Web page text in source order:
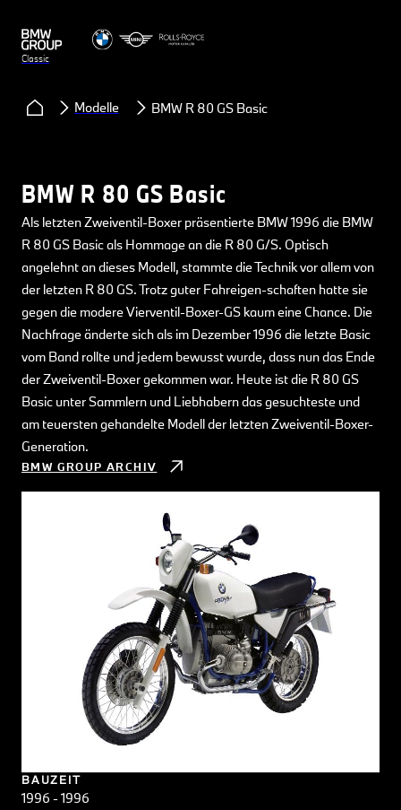
Classic
Modelle BMW R 80 GS Basic
BMW R 80 GS Basic
Als letzten Zweiventil-Boxer präsentierte BMW 1996 die BMW
R 80 GS Basic als Hommage an die R 80 G/S. Optisch
angelehnt an dieses Modell, stammte die Technik vor allem von
der letzten R 80 GS. Trotz guter Fahreigen-schaften hatte sie
gegen die modere Vierventil-Boxer-GS kaum eine Chance. Die
Nachfrage änderte sich als im Dezember 1996 die letzte Basic
vom Band rollte und jedem bewusst wurde, dass nun das Ende
der Zweiventil-Boxer gekommen war. Heute ist die R 80 GS
Basic unter Sammlern und Liebhabern das gesuchteste und
am teuersten gehandelte Modell der letzten Zweiventil-Boxer-
Generation.
BMW GROUP ARCHIV
BAUZEIT
1996 - 1996